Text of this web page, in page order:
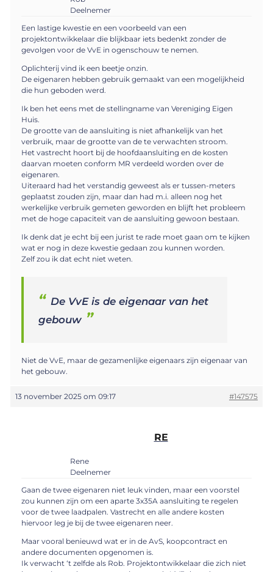
Deelnemer
Een lastige kwestie en een voorbeeld van een
projektontwikkelaar die blijkbaar iets bedenkt zonder de
gevolgen voor de VvE in ogenschouw te nemen.
Oplichterij vind ik een beetje onzin.
De eigenaren hebben gebruik gemaakt van een mogelijkheid
die hun geboden werd.
Ik ben het eens met de stellingname van Vereniging Eigen
Huis.
De grootte van de aansluiting is niet afhankelijk van het
verbruik, maar de grootte van de te verwachten stroom.
Het vastrecht hoort bij de hoofdaansluiting en de kosten
daarvan moeten conform MR verdeeld worden over de
eigenaren.
Uiteraard had het verstandig geweest als er tussen-meters
geplaatst zouden zijn, maar dan had m.i. alleen nog het
werkelijke verbruik gemeten geworden en blijft het probleem
met de hoge capaciteit van de aansluiting gewoon bestaan.
Ik denk dat je echt bij een jurist te rade moet gaan om te kijken
wat er nog in deze kwestie gedaan zou kunnen worden.
Zelf zou ik dat echt niet weten.
De VvE is de eigenaar van het
gebouw
Niet de VvE, maar de gezamenlijke eigenaars zijn eigenaar van
het gebouw.
13 november 2025 om 09:17 #147575
RE
Rene
Deelnemer
Gaan de twee eigenaren niet leuk vinden, maar een voorstel
zou kunnen zijn om een aparte 3x35A aansluiting te regelen
voor de twee laadpalen. Vastrecht en alle andere kosten
hiervoor leg je bij de twee eigenaren neer.
Maar vooral benieuwd wat er in de AvS, koopcontract en
andere documenten opgenomen is.
Ik verwacht ‘t zelfde als Rob. Projektontwikkelaar die zich niet